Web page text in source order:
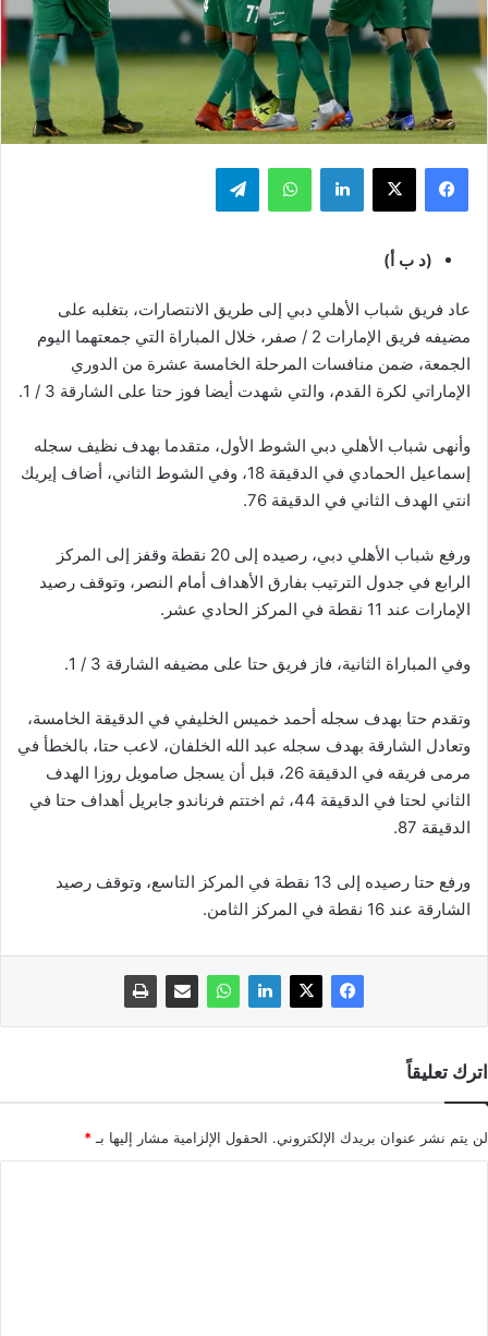
فيسبوك ‫X لينكدإن واتساب تيلقرام
(د ب أ)
عاد فريق شباب الأهلي دبي إلى طريق الانتصارات، بتغلبه على
مضيفه فريق الإمارات 2 / صفر، خلال المباراة التي جمعتهما اليوم
الجمعة، ضمن منافسات المرحلة الخامسة عشرة من الدوري
الإماراتي لكرة القدم، والتي شهدت أيضا فوز حتا على الشارقة 3 / 1.
وأنهى شباب الأهلي دبي الشوط الأول، متقدما بهدف نظيف سجله
إسماعيل الحمادي في الدقيقة 18، وفي الشوط الثاني، أضاف إيريك
انتي الهدف الثاني في الدقيقة 76.
ورفع شباب الأهلي دبي، رصيده إلى 20 نقطة وقفز إلى المركز
الرابع في جدول الترتيب بفارق الأهداف أمام النصر، وتوقف رصيد
الإمارات عند 11 نقطة في المركز الحادي عشر.
وفي المباراة الثانية، فاز فريق حتا على مضيفه الشارقة 3 / 1.
وتقدم حتا بهدف سجله أحمد خميس الخليفي في الدقيقة الخامسة،
وتعادل الشارقة بهدف سجله عبد الله الخلفان، لاعب حتا، بالخطأ في
مرمى فريقه في الدقيقة 26، قبل أن يسجل صامويل روزا الهدف
الثاني لحتا في الدقيقة 44، ثم اختتم فرناندو جابريل أهداف حتا في
الدقيقة 87.
ورفع حتا رصيده إلى 13 نقطة في المركز التاسع، وتوقف رصيد
الشارقة عند 16 نقطة في المركز الثامن.
اترك تعليقاً
لن يتم نشر عنوان بريدك الإلكتروني. الحقول الإلزامية مشار إليها بـ*